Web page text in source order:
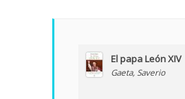
El papa León XIV
Gaeta, Saverio